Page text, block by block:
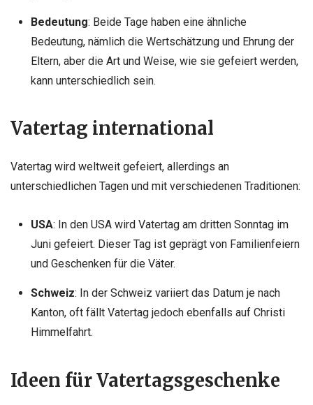
Bedeutung: Beide Tage haben eine ähnliche
Bedeutung, nämlich die Wertschätzung und Ehrung der
Eltern, aber die Art und Weise, wie sie gefeiert werden,
kann unterschiedlich sein.
Vatertag international
Vatertag wird weltweit gefeiert, allerdings an
unterschiedlichen Tagen und mit verschiedenen Traditionen:
USA: In den USA wird Vatertag am dritten Sonntag im
Juni gefeiert. Dieser Tag ist geprägt von Familienfeiern
und Geschenken für die Väter.
Schweiz: In der Schweiz variiert das Datum je nach
Kanton, oft fällt Vatertag jedoch ebenfalls auf Christi
Himmelfahrt.
Ideen für Vatertagsgeschenke